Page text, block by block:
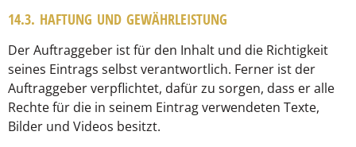
14.3. HAFTUNG UND GEWÄHRLEISTUNG
Der Auftraggeber ist für den Inhalt und die Richtigkeit
seines Eintrags selbst verantwortlich. Ferner ist der
Auftraggeber verpflichtet, dafür zu sorgen, dass er alle
Rechte für die in seinem Eintrag verwendeten Texte,
Bilder und Videos besitzt.